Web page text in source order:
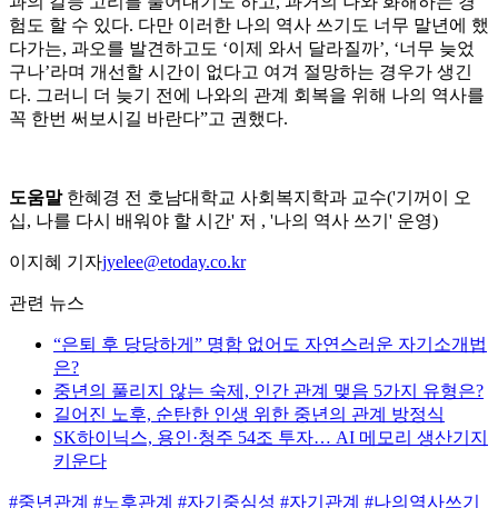
험도 할 수 있다. 다만 이러한 나의 역사 쓰기도 너무 말년에 했
다가는, 과오를 발견하고도 ‘이제 와서 달라질까’, ‘너무 늦었
구나’라며 개선할 시간이 없다고 여겨 절망하는 경우가 생긴
다. 그러니 더 늦기 전에 나와의 관계 회복을 위해 나의 역사를
꼭 한번 써보시길 바란다”고 권했다.
도움말한혜경 전 호남대학교 사회복지학과 교수('기꺼이 오
십, 나를 다시 배워야 할 시간' 저 , '나의 역사 쓰기' 운영)
이지혜 기자jyelee@etoday.co.kr
관련 뉴스
“은퇴 후 당당하게” 명함 없어도 자연스러운 자기소개법
은?
중년의 풀리지 않는 숙제, 인간 관계 맺음 5가지 유형은?
길어진 노후, 순탄한 인생 위한 중년의 관계 방정식
SK하이닉스, 용인·청주 54조 투자… AI 메모리 생산기지
키운다
#중년관계 #노후관계 #자기중심성 #자기관계 #나의역사쓰기